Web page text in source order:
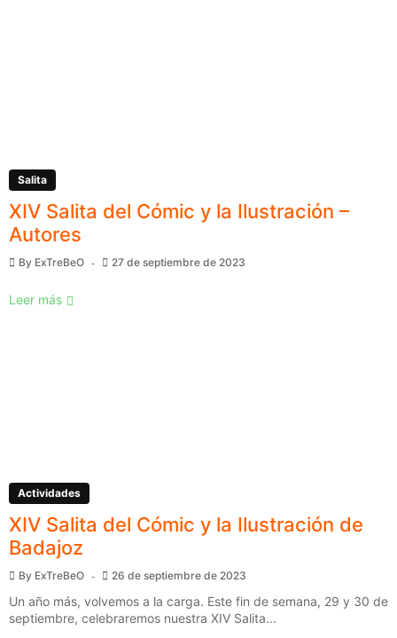
Salita
XIV Salita del Cómic y la Ilustración –
Autores
By ExTreBeO 27 de septiembre de 2023
Leer más
Actividades
XIV Salita del Cómic y la Ilustración de
Badajoz
By ExTreBeO 26 de septiembre de 2023
Un año más, volvemos a la carga. Este fin de semana, 29 y 30 de
septiembre, celebraremos nuestra XIV Salita...